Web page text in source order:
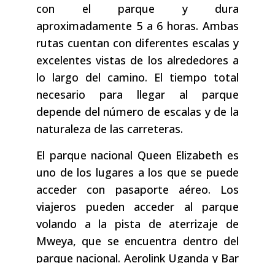
con el parque y dura
aproximadamente 5 a 6 horas. Ambas
rutas cuentan con diferentes escalas y
excelentes vistas de los alrededores a
lo largo del camino. El tiempo total
necesario para llegar al parque
depende del número de escalas y de la
naturaleza de las carreteras.
El parque nacional Queen Elizabeth es
uno de los lugares a los que se puede
acceder con pasaporte aéreo. Los
viajeros pueden acceder al parque
volando a la pista de aterrizaje de
Mweya, que se encuentra dentro del
parque nacional. Aerolink Uganda y Bar